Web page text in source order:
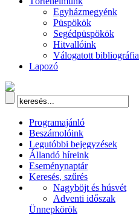
Egyházmegyénk
Püspökök
Segédpüspökök
Hitvallóink
Válogatott bibliográfia
Lapozó
Programajánló
Beszámolóink
Legutóbbi bejegyzések
Állandó híreink
Eseménynaptár
Keresés, szűrés
Nagyböjt és húsvét
Adventi időszak
Ünnepkörök